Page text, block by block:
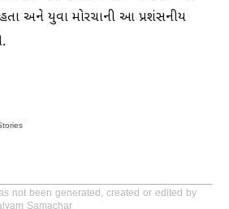
અને યુવા મોરચાની આ પ્રશંસનીય
not been generated, created or edited by